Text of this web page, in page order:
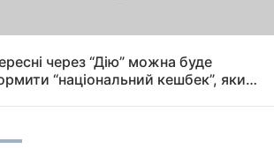
через “Дію” можна буде
“національний кешбек”, який